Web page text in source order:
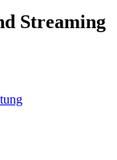
Streaming